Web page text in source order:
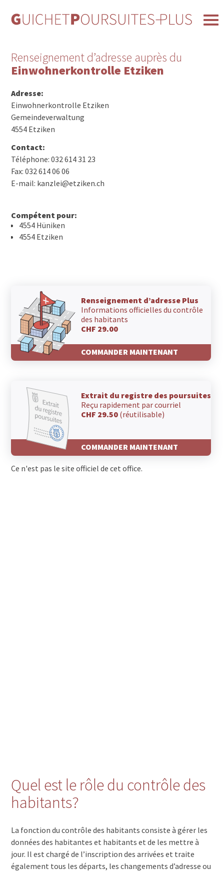
Renseignement d’adresse auprès du
Einwohnerkontrolle Etziken
Adresse:
Einwohnerkontrolle Etziken
Gemeindeverwaltung
4554 Etziken
Contact:
Téléphone: 032 614 31 23
Fax: 032 614 06 06
E-mail: kanzlei@etziken.ch
Compétent pour:
4554 Hüniken
4554 Etziken
Renseignement d’adresse Plus
Informations officielles du contrôle
des habitants
CHF 29.00
COMMANDER MAINTENANT
Extrait du registre des poursuites
Reçu rapidement par courriel
CHF 29.50 (réutilisable)
COMMANDER MAINTENANT
Ce n'est pas le site officiel de cet office.
Quel est le rôle du contrôle des
habitants?
La fonction du contrôle des habitants consiste à gérer les
données des habitantes et habitants et de les mettre à
jour. Il est chargé de l’inscription des arrivées et traite
également tous les départs, les changements d’adresse ou